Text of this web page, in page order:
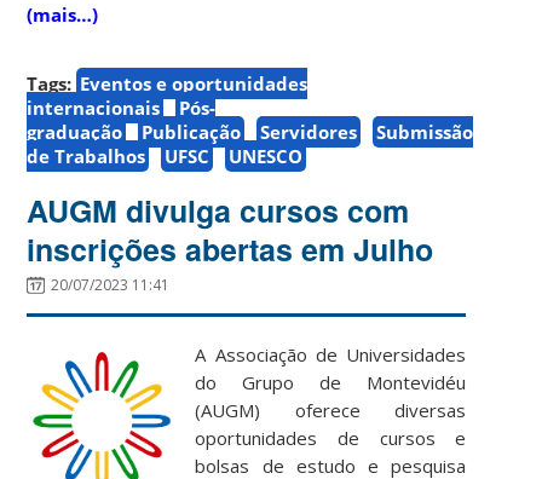
(mais…)
Tags: Eventos e oportunidades
internacionais
Pós-
graduação
Publicação Servidores
Submissão
de Trabalhos
UFSC UNESCO
AUGM divulga cursos com
inscrições abertas em Julho
20/07/2023 11:41
A Associação de Universidades
do Grupo de Montevidéu
(AUGM) oferece diversas
oportunidades de cursos e
bolsas de estudo e pesquisa